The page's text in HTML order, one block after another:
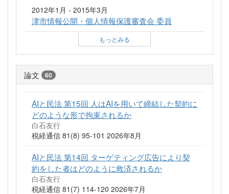
2012年1月 - 2015年3月
津市情報公開・個人情報保護審査会 委員
もっとみる
論文 60
AIと民法 第15回 人はAIを用いて締結した契約に
どのような形で拘束されるか
白石友行
税経通信 81(8) 95-101 2026年8月
AIと民法 第14回 ターゲティング広告により契
約をした者はどのように救済されるか
白石友行
税経通信 81(7) 114-120 2026年7月